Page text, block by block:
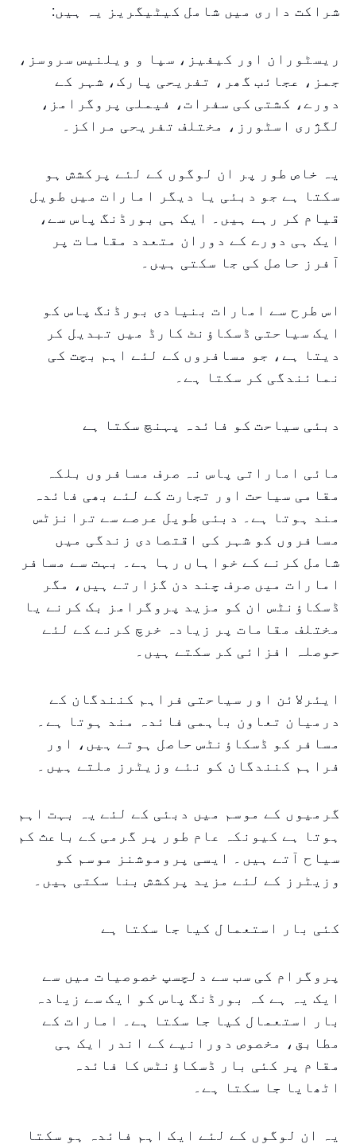
شراکت داری میں شامل کیٹیگریز یہ ہیں:
ریسٹوران اور کیفیز، سپا و ویلنیس سروسز،
جمز، عجائب گھر، تفریحی پارک، شہر کے
دورے، کشتی کی سفرات، فیملی پروگرامز،
لگژری اسٹورز، مختلف تفریحی مراکز۔
یہ خاص طور پر ان لوگوں کے لئے پرکشش ہو
سکتا ہے جو دبئی یا دیگر امارات میں طویل
قیام کر رہے ہیں۔ ایک ہی بورڈنگ پاس سے،
ایک ہی دورے کے دوران متعدد مقامات پر
آفرز حاصل کی جا سکتی ہیں۔
اس طرح سے امارات بنیادی بورڈنگ پاس کو
ایک سیاحتی ڈسکاؤنٹ کارڈ میں تبدیل کر
دیتا ہے، جو مسافروں کے لئے اہم بچت کی
نمائندگی کر سکتا ہے۔
دبئی سیاحت کو فائدہ پہنچ سکتا ہے
مائی اماراتی پاس نہ صرف مسافروں بلکہ
مقامی سیاحت اور تجارت کے لئے بھی فائدہ
مند ہوتا ہے۔ دبئی طویل عرصے سے ترانزٹس
مسافروں کو شہر کی اقتصادی زندگی میں
شامل کرنے کے خواہاں رہا ہے۔ بہت سے مسافر
امارات میں صرف چند دن گزارتے ہیں، مگر
ڈسکاؤنٹس ان کو مزید پروگرامز بک کرنے یا
مختلف مقامات پر زیادہ خرچ کرنے کے لئے
حوصلہ افزائی کر سکتے ہیں۔
ایئرلائن اور سیاحتی فراہم کنندگان کے
درمیان تعاون باہمی فائدہ مند ہوتا ہے۔
مسافر کو ڈسکاؤنٹس حاصل ہوتے ہیں، اور
فراہم کنندگان کو نئے وزیٹرز ملتے ہیں۔
گرمیوں کے موسم میں دبئی کے لئے یہ بہت اہم
ہوتا ہے کیونکہ عام طور پر گرمی کے باعث کم
سیاح آتے ہیں۔ ایسی پروموشنز موسم کو
وزیٹرز کے لئے مزید پرکشش بنا سکتی ہیں۔
کئی بار استعمال کیا جا سکتا ہے
پروگرام کی سب سے دلچسپ خصوصیات میں سے
ایک یہ ہے کہ بورڈنگ پاس کو ایک سے زیادہ
بار استعمال کیا جا سکتا ہے۔ امارات کے
مطابق، مخصوص دورانیے کے اندر ایک ہی
مقام پر کئی بار ڈسکاؤنٹس کا فائدہ
اٹھایا جا سکتا ہے۔
یہ ان لوگوں کے لئے ایک اہم فائدہ ہو سکتا